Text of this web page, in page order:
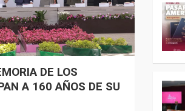
DE LOS
A 160 AÑOS DE SU